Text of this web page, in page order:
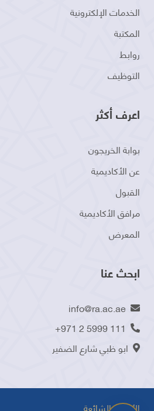
الخدمات الإلكترونية
المكتبة
روابط
التوظيف
اعرف أكثر
بوابة الخريجون
عن الأكاديمية
القبول
مرافق الأكاديمية
المعرض
ابحث عنا
info@ra.ac.ae
+971 2 5999 111
ابو ظبي شارع الضفير
الأسئلة الشائعة